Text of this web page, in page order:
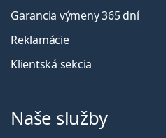
Garancia výmeny 365 dní
Reklamácie
Klientská sekcia
Naše služby